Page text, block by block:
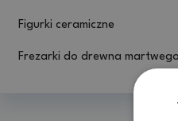
Figurki ceramiczne
Frezarki do drewna martwego